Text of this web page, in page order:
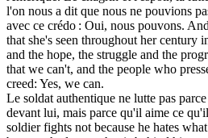
l'on nous a dit que nous ne pouvions
avec ce crédo : Oui, nous pouvons.
that she's seen throughout her century
and the hope, the struggle and the
that we can't, and the people who
creed: Yes, we can.
Le soldat authentique ne lutte pas
devant lui, mais parce qu'il aime ce
soldierfights not because he hates